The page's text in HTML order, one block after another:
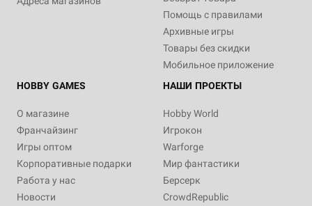
Помощь с правилами
Архивные игры
Товары без скидки
Мобильное приложение
HOBBY GAMES
О магазине
Франчайзинг
Игры оптом
Корпоративные подарки
Работа у нас
Новости
НАШИ ПРОЕКТЫ
Hobby World
Игрокон
Warforge
Мир фантастики
Берсерк
CrowdRepublic